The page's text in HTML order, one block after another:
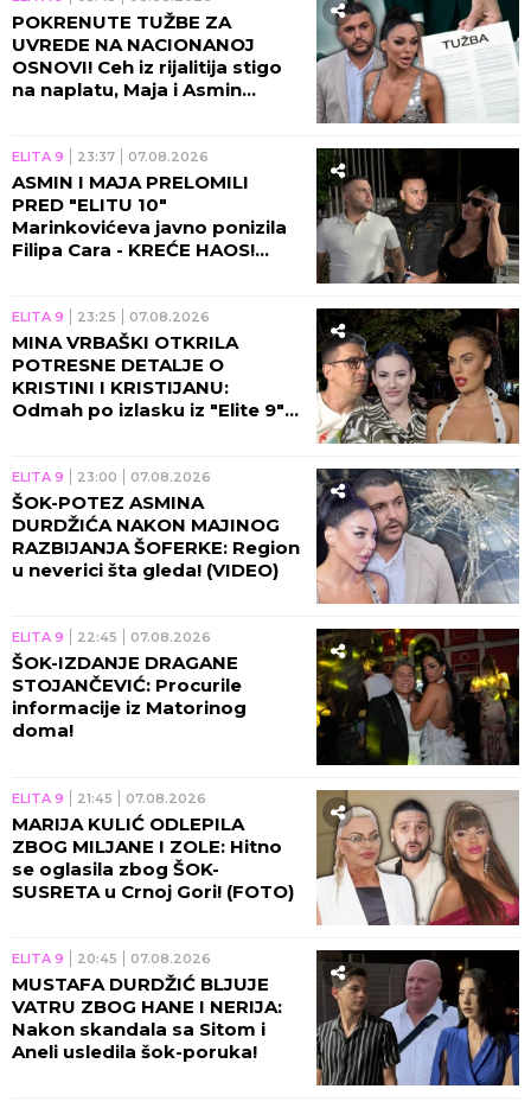
POKRENUTE TUŽBE ZA
UVREDE NA NACIONANOJ
OSNOVI! Ceh iz rijalitija stigo
na naplatu, Maja i Asmin
ELITA 9 23:37 07.08.2026
ASMIN I MAJA PRELOMILI
PRED "ELITU 10"
Marinkovićeva javno ponizila
Filipa Cara - KREĆE HAOS!
ELITA 9 23:25 07.08.2026
MINA VRBAŠKI OTKRILA
POTRESNE DETALJE O
KRISTINI I KRISTIJANU:
Odmah po izlasku iz "Elite 9"
ELITA 9 23:00 07.08.2026
ŠOK-POTEZ ASMINA
DURDŽIĆA NAKON MAJINOG
RAZBIJANJA ŠOFERKE: Region
u neverici šta gleda! (VIDEO)
ELITA 9 22:45 07.08.2026
ŠOK-IZDANJE DRAGANE
STOJANČEVIĆ: Procurile
informacije iz Matorinog
doma!
ELITA 9 21:45 07.08.2026
MARIJA KULIĆ ODLEPILA
ZBOG MILJANE I ZOLE: Hitno
se oglasila zbog ŠOK-
SUSRETA u Crnoj Gori! (FOTO)
ELITA 9 20:45 07.08.2026
MUSTAFA DURDŽIĆ BLJUJE
VATRU ZBOG HANE I NERIJA:
Nakon skandala sa Sitom i
Aneli usledila šok-poruka!